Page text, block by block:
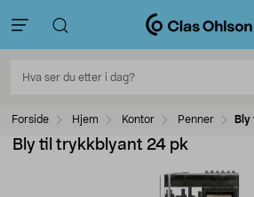
Forside Hjem Kontor Penner
Bly til trykkblyant 24 pk